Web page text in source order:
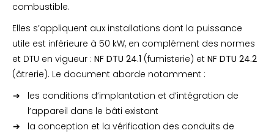
combustible.
Elles s’appliquent aux installations dont la puissance
utile est inférieure à 50 kW, en complément des normes
et DTU en vigueur : NF DTU 24.1 (fumisterie) et NF DTU 24.2
(âtrerie). Le document aborde notamment :
les conditions d’implantation et d’intégration de
l’appareil dans le bâti existant
la conception et la vérification des conduits de